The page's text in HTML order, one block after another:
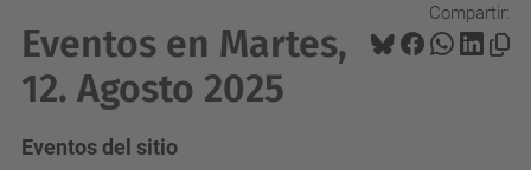
Compartir:
Eventos en Martes,
12. Agosto 2025
Eventos del sitio